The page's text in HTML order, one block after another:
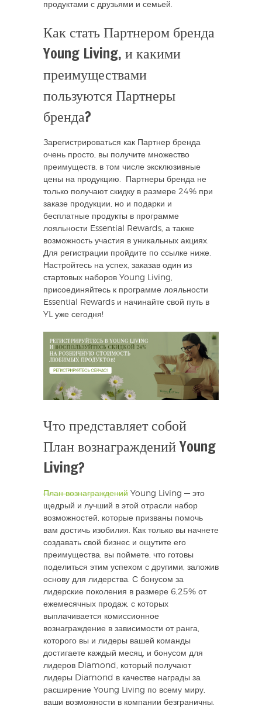
продуктами с друзьями и семьей.
Как стать Партнером бренда
Young Living, и какими
преимуществами
пользуются Партнеры
бренда?
Зарегистрироваться как Партнер бренда
очень просто, вы получите множество
преимуществ, в том числе эксклюзивные
цены на продукцию. Партнеры бренда не
только получают скидку в размере 24% при
заказе продукции, но и подарки и
бесплатные продукты в программе
лояльности Essential Rewards, а также
возможность участия в уникальных акциях.
Для регистрации пройдите по ссылке ниже.
Настройтесь на успех, заказав один из
стартовых наборов Young Living,
присоединяйтесь к программе лояльности
Essential Rewards и начинайте свой путь в
YL уже сегодня!
Что представляет собой
План вознаграждений Young
Living?
План вознаграждений Young Living — это
щедрый и лучший в этой отрасли набор
возможностей, которые призваны помочь
вам достичь изобилия. Как только вы начнете
создавать свой бизнес и ощутите его
преимущества, вы поймете, что готовы
поделиться этим успехом с другими, заложив
основу для лидерства. С бонусом за
лидерские поколения в размере 6,25% от
ежемесячных продаж, с которых
выплачивается комиссионное
вознаграждение в зависимости от ранга,
которого вы и лидеры вашей команды
достигаете каждый месяц, и бонусом для
лидеров Diamond, который получают
лидеры Diamond в качестве награды за
расширение Young Living по всему миру,
ваши возможности в компании безграничны.